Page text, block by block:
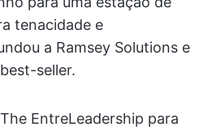
tenacidade e
a Ramsey Solutions e
seller.
EntreLeadership para